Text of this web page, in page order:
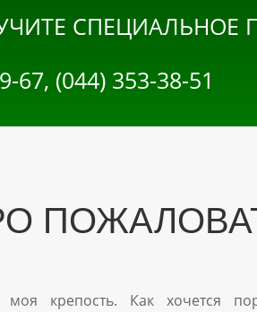
СПЕЦИАЛЬНОЕ
67, (044) 353-38-51
крепость. Как хочется